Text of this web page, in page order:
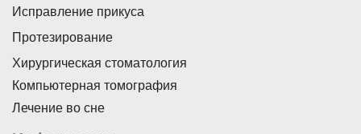
Исправление прикуса
Протезирование
Хирургическая стоматология
Компьютерная томография
Лечение во сне